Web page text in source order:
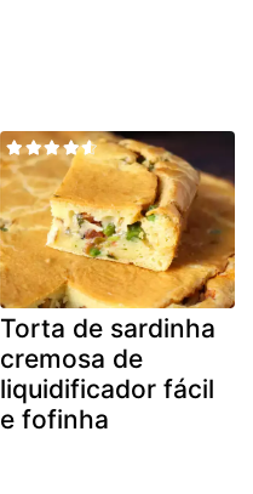
Torta de sardinha
cremosa de
liquidificador fácil
e fofinha